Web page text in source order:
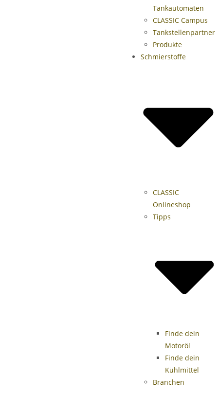
Tankautomaten
CLASSIC Campus
Tankstellenpartner
Produkte
Schmierstoffe
CLASSIC
Onlineshop
Tipps
Finde dein
Motoröl
Finde dein
Kühlmittel
Branchen